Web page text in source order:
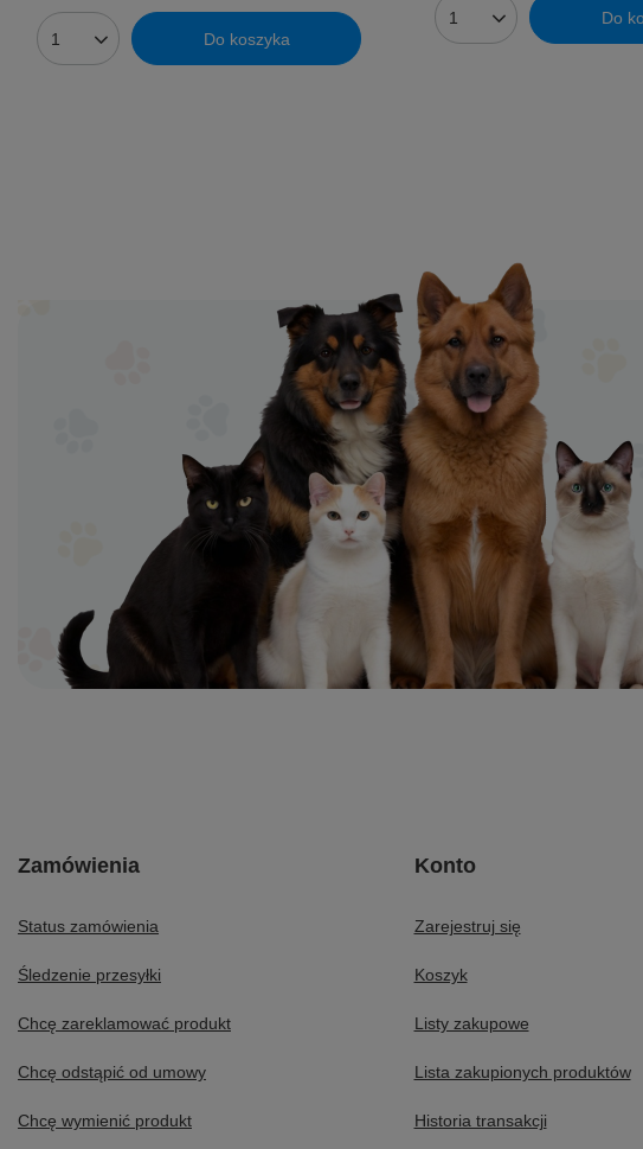
Ilość produktów Do koszyka
Ilość produktów Do
Zamówienia
Status zamówienia
Śledzenie przesyłki
Chcę zareklamować produkt
Chcę odstąpić od umowy
Chcę wymienić produkt
Konto
Zarejestruj się
Koszyk
Listy zakupowe
Lista zakupionych produktów
Historia transakcji